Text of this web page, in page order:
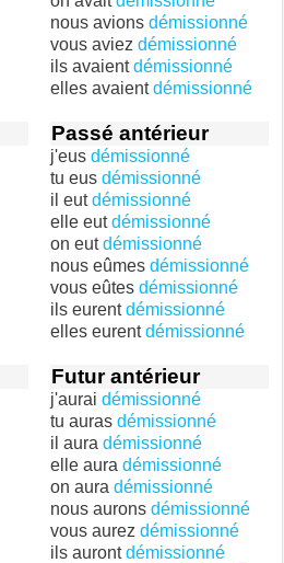
nous avions démissionné
vous aviez démissionné
ils avaientdémissionné
elles avaientdémissionné
Passé antérieur
j'eus démissionné
tu eus démissionné
il eutdémissionné
elle eutdémissionné
on eutdémissionné
nous eûmes démissionné
vous eûtes démissionné
ils eurentdémissionné
elles eurentdémissionné
Futur antérieur
j'aurai démissionné
tu auras démissionné
il aura démissionné
elle aura démissionné
on aura démissionné
nous aurons démissionné
vous aurez démissionné
ils aurontdémissionné